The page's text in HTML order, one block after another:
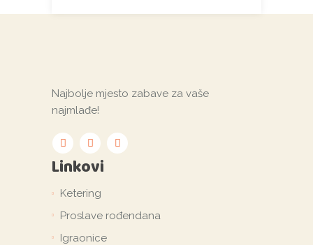
Najbolje mjesto zabave za vaše
najmlađe!
Linkovi
Ketering
Proslave rođendana
Igraonice